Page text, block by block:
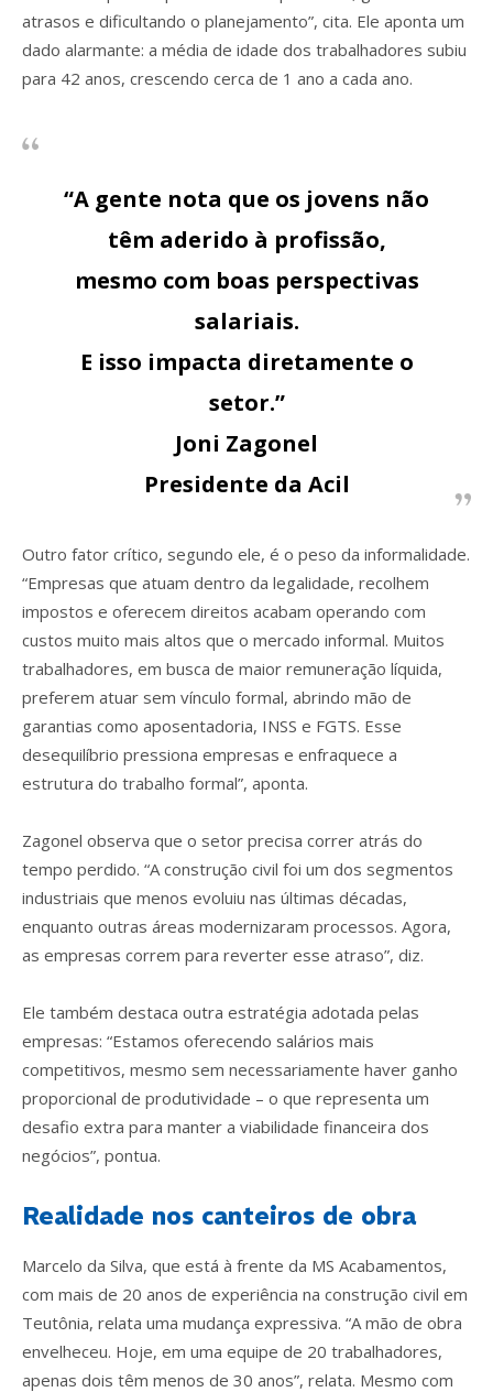
atrasos e dificultando o planejamento”, cita. Ele aponta um
dado alarmante: a média de idade dos trabalhadores subiu
para 42 anos, crescendo cerca de 1 ano a cada ano.
“A gente nota que os jovens não
têm aderido à profissão,
mesmo com boas perspectivas
salariais.
E isso impacta diretamente o
setor.”
Joni Zagonel
Presidente da Acil
Outro fator crítico, segundo ele, é o peso da informalidade.
“Empresas que atuam dentro da legalidade, recolhem
impostos e oferecem direitos acabam operando com
custos muito mais altos que o mercado informal. Muitos
trabalhadores, em busca de maior remuneração líquida,
preferem atuar sem vínculo formal, abrindo mão de
garantias como aposentadoria, INSS e FGTS. Esse
desequilíbrio pressiona empresas e enfraquece a
estrutura do trabalho formal”, aponta.
Zagonel observa que o setor precisa correr atrás do
tempo perdido. “A construção civil foi um dos segmentos
industriais que menos evoluiu nas últimas décadas,
enquanto outras áreas modernizaram processos. Agora,
as empresas correm para reverter esse atraso”, diz.
Ele também destaca outra estratégia adotada pelas
empresas: “Estamos oferecendo salários mais
competitivos, mesmo sem necessariamente haver ganho
proporcional de produtividade – o que representa um
desafio extra para manter a viabilidade financeira dos
negócios”, pontua.
Realidade nos canteiros de obra
Marcelo da Silva, que está à frente da MS Acabamentos,
com mais de 20 anos de experiência na construção civil em
Teutônia, relata uma mudança expressiva. “A mão de obra
envelheceu. Hoje, em uma equipe de 20 trabalhadores,
apenas dois têm menos de 30 anos”, relata. Mesmo com